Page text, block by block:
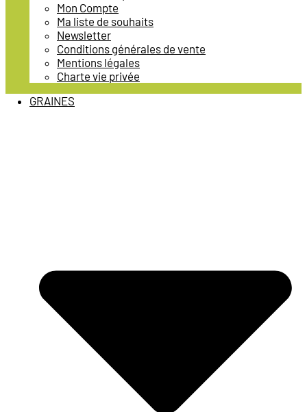
Mon Compte
Ma liste de souhaits
Newsletter
Conditions générales de vente
Mentions légales
Charte vie privée
GRAINES